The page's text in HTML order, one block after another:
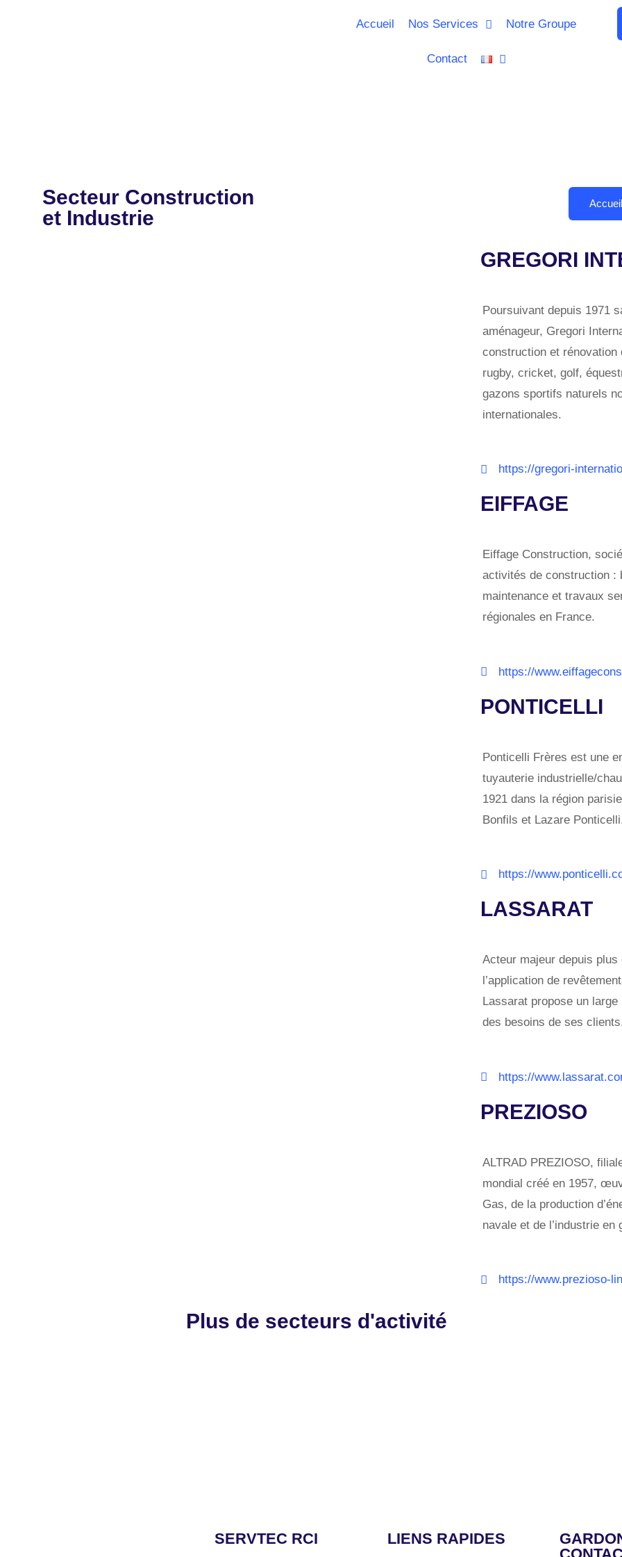
Accueil Nos Services Notre Groupe
Contact
Secteur Construction
et Industrie
Accueil
GREGORI
Poursuivant depuis 1971
aménageur, Gregori
construction et
rugby, cricket, golf,
gazons sportifs naturels
internationales.
https://gregori-
EIFFAGE
Eiffage Construction,
activités de construction :
maintenance et travaux
régionales en France.
https://
PONTICELLI
Ponticelli Frères est une
tuyauterie industrielle/
1921 dans la région
Bonfils et Lazare
https://
LASSARAT
Acteur majeur depuis
l’application de
Lassarat propose un
des besoins de ses
https://
PREZIOSO
ALTRAD PREZIOSO,
mondial créé en 1957,
Gas, de la production
navale et de l’industrie en
https://www.prezioso-
Plus de secteurs d'activité
SERVTEC RCI LIENS RAPIDES